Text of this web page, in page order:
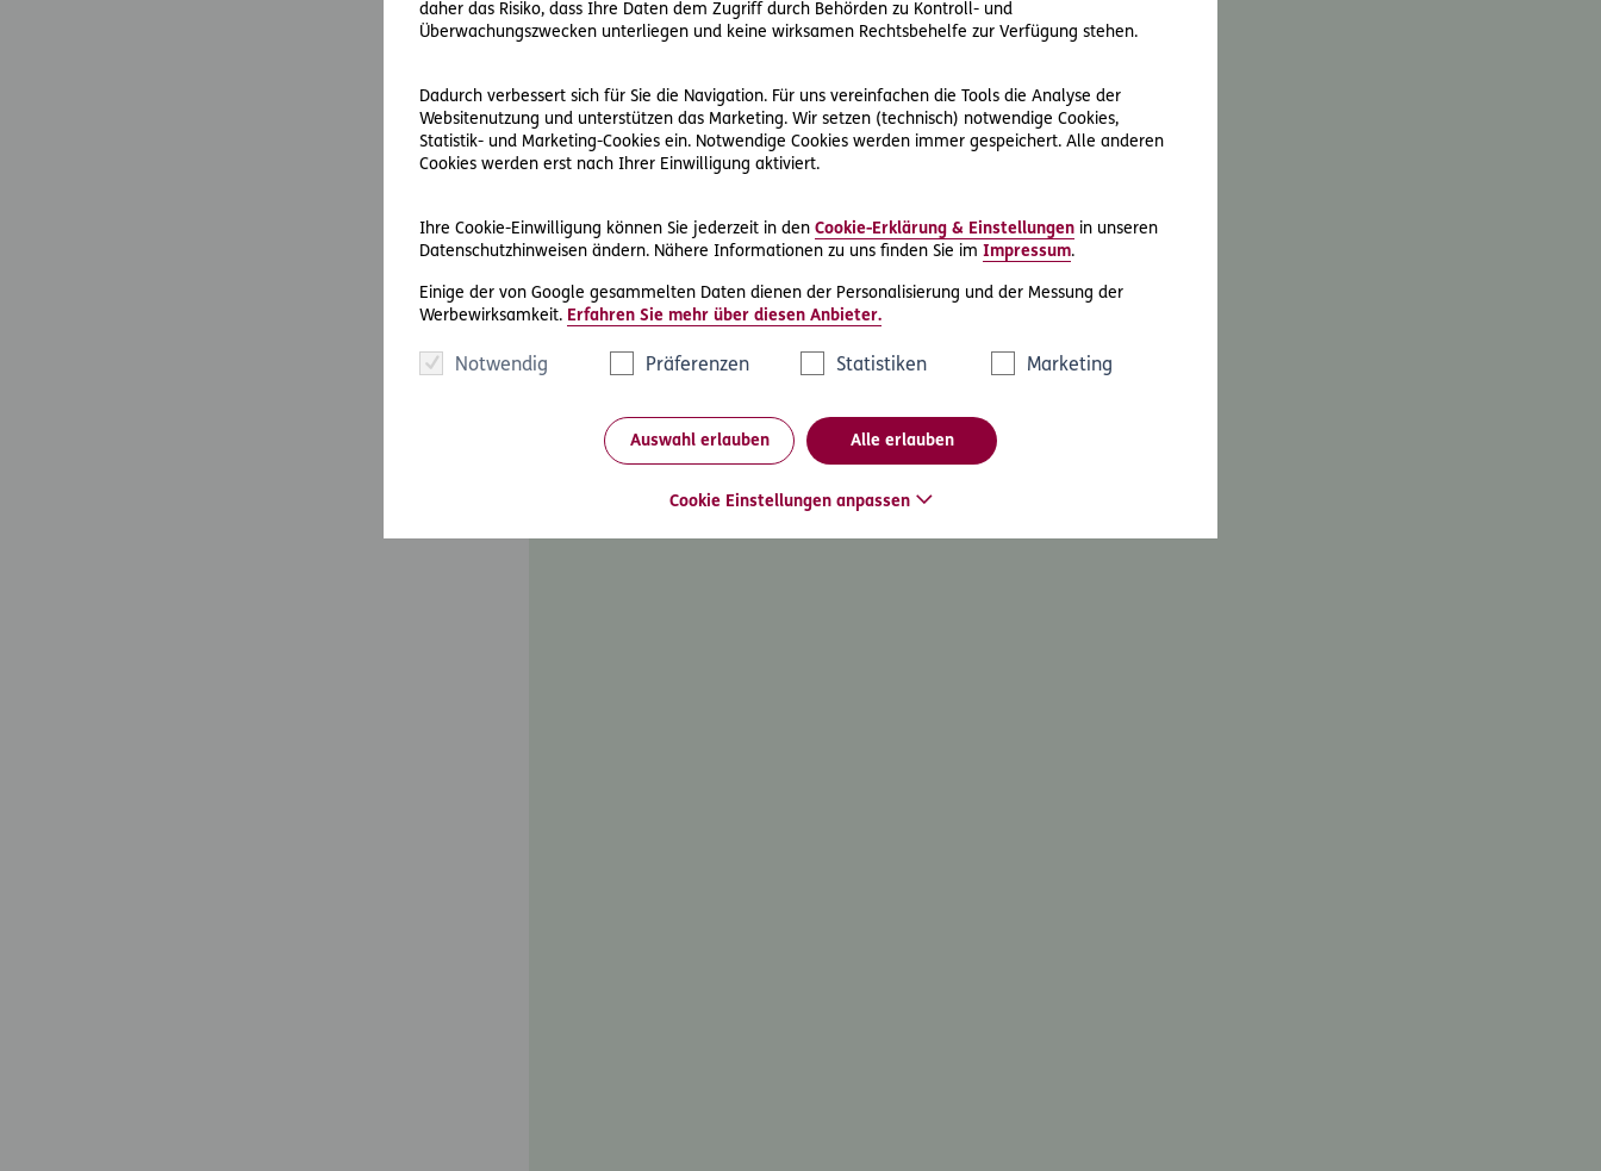
daher das Risiko, dass Ihre Daten dem Zugriff durch Behörden zu Kontroll- und
Überwachungszwecken unterliegen und keine wirksamen Rechtsbehelfe zur Verfügung stehen.
Dadurch verbessert sich für Sie die Navigation. Für uns vereinfachen die Tools die Analyse der
Websitenutzung und unterstützen das Marketing. Wir setzen (technisch) notwendige Cookies,
Statistik- und Marketing-Cookies ein. Notwendige Cookies werden immer gespeichert. Alle anderen
Cookies werden erst nach Ihrer Einwilligung aktiviert.
Ihre Cookie-Einwilligung können Sie jederzeit in den Cookie-Erklärung & Einstellungen in unseren
Datenschutzhinweisen ändern. Nähere Informationen zu uns finden Sie im Impressum.
Einige der von Google gesammelten Daten dienen der Personalisierung und der Messung der
Werbewirksamkeit. Erfahren Sie mehr über diesen Anbieter.
Notwendig Präferenzen Statistiken Marketing
Auswahl erlauben Alle erlauben
Cookie Einstellungen anpassen